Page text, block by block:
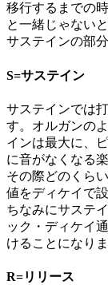
移行するまでの
と一緒じゃない
サステインの部
S=サステイン
サステインでは
す。オルガンの
インは最大に、
に音がなくなる
その際どのくら
値をディケイで
ちなみにサステ
ック・ディケイ
けることになりま
R=リリース